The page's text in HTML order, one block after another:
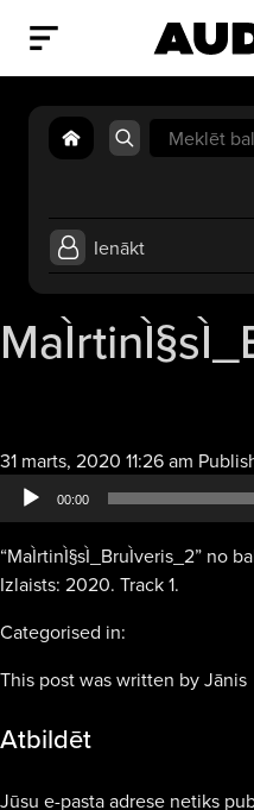
Search
for:
Ienākt
31 marts, 2020 11:26 am
00:00
“MaÌrtinÌ§sÌ_BruÌveris_2” no
Izlaists: 2020. Track 1.
Categorised in:
This post was written by Jānis
Atbildēt
Jūsu e-pasta adrese netiks